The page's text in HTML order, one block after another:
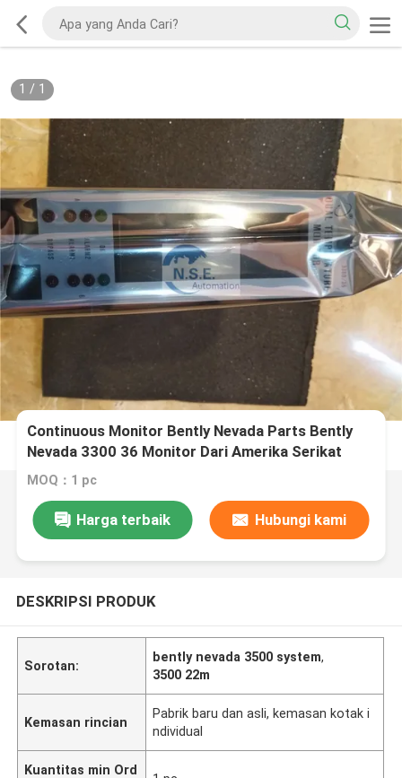
1 / 1
Continuous Monitor Bently Nevada Parts Bently
Nevada 3300 36 Monitor Dari Amerika Serikat
MOQ：1 pc
Harga terbaik Hubungi kami
DESKRIPSI PRODUK
Sorotan:
bently nevada 3500 system,
3500 22m
Kemasan rincian
Pabrik baru dan asli, kemasan kotak i
ndividual
Kuantitas min Ord